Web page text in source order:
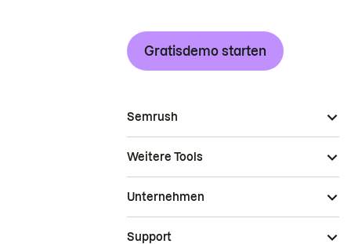
Gratisdemo starten
Semrush
Weitere Tools
Unternehmen
Support